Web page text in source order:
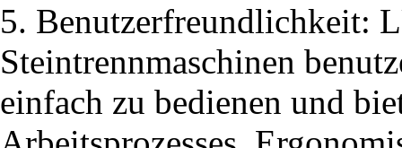
5. Benutzerfreundlichkeit:
Steintrennmaschinen
einfach zu bedienen und